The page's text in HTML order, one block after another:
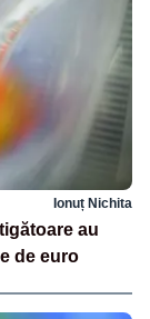
Ionuț Nichita
au
de euro